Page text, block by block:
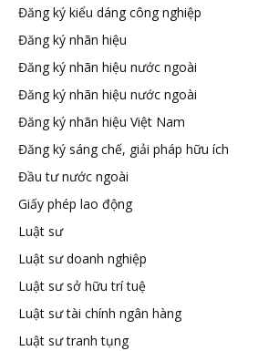
hữu
Đăng ký kiểu dáng công nghiệp
Đăng ký nhãn hiệu
Đăng ký nhãn hiệu nước ngoài
Đăng ký nhãn hiệu nước ngoài
Đăng ký nhãn hiệu Việt Nam
Đăng ký sáng chế, giải pháp hữu ích
Đầu tư nước ngoài
Giấy phép lao động
Luật sư
Luật sư doanh nghiệp
Luật sư sở hữu trí tuệ
Luật sư tài chính ngân hàng
Luật sư tranh tụng